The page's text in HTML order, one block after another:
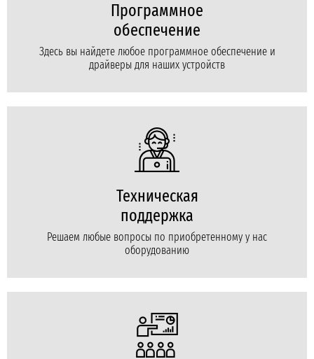
Программное
обеспечение
Здесь вы найдете любое программное обеспечение и
драйверы для наших устройств
Техническая
поддержка
Решаем любые вопросы по приобретенному у нас
оборудованию